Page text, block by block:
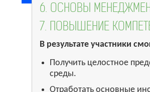
6. ОСНОВЫ
7. ПОВЫШЕНИЕ
В результате участники
Получить целостное
среды.
Отработать основные